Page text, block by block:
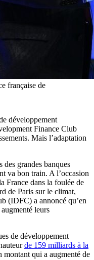
française de
développement
Finance Club
Mais l’adaptation
des grandes banques
va bon train. A l’occasion
France dans la foulée de
de Paris sur le climat,
(IDFC) a annoncé qu’en
leurs
de développement
de 159 milliards à la
montant qui a augmenté de